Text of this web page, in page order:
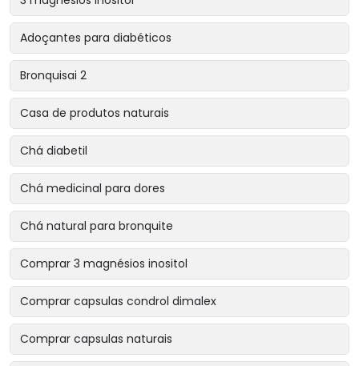
Adoçantes para diabéticos
Bronquisai 2
Casa de produtos naturais
Chá diabetil
Chá medicinal para dores
Chá natural para bronquite
Comprar 3 magnésios inositol
Comprar capsulas condrol dimalex
Comprar capsulas naturais